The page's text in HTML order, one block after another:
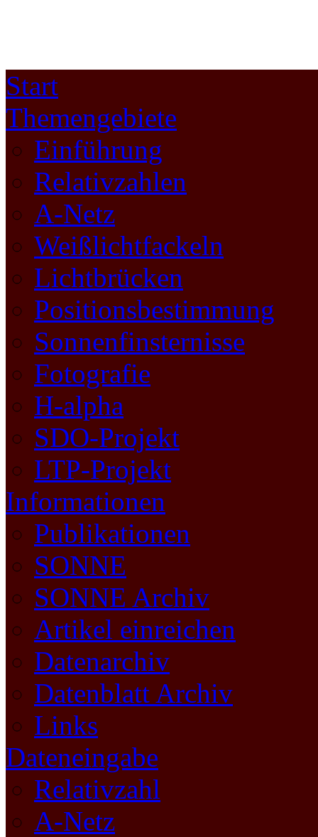
Start
Themengebiete
Einführung
Relativzahlen
A-Netz
Weißlichtfackeln
Lichtbrücken
Positionsbestimmung
Sonnenfinsternisse
Fotografie
H-alpha
SDO-Projekt
LTP-Projekt
Informationen
Publikationen
SONNE
SONNE Archiv
Artikel einreichen
Datenarchiv
Datenblatt Archiv
Links
Dateneingabe
Relativzahl
A-Netz